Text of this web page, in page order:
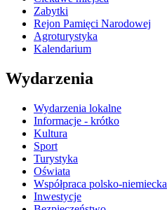
Zabytki
Rejon Pamięci Narodowej
Agroturystyka
Kalendarium
Wydarzenia
Wydarzenia lokalne
Informacje - krótko
Kultura
Sport
Turystyka
Oświata
Współpraca polsko-niemiecka
Inwestycje